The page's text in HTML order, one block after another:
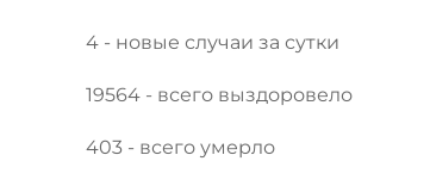
4 - новые случаи за сутки
19564 - всего выздоровело
403 - всего умерло